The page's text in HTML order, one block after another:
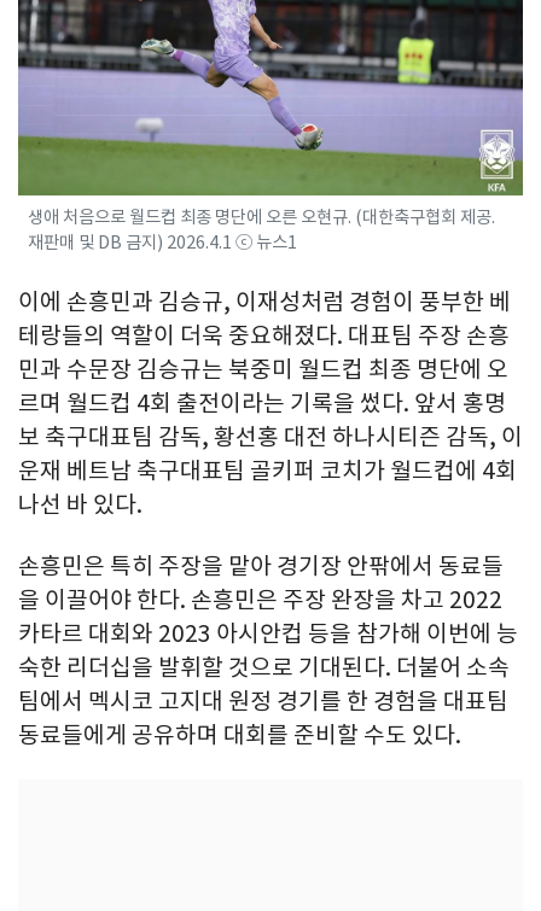
생애 처음으로 월드컵 최종 명단에 오른 오현규. (대한축구협회 제공.
재판매 및 DB 금지) 2026.4.1 ⓒ 뉴스1
이에 손흥민과 김승규, 이재성처럼 경험이 풍부한 베
테랑들의 역할이 더욱 중요해졌다. 대표팀 주장 손흥
민과 수문장 김승규는 북중미 월드컵 최종 명단에 오
르며 월드컵 4회 출전이라는 기록을 썼다. 앞서 홍명
보 축구대표팀 감독, 황선홍 대전 하나시티즌 감독, 이
운재 베트남 축구대표팀 골키퍼 코치가 월드컵에 4회
나선 바 있다.
손흥민은 특히 주장을 맡아 경기장 안팎에서 동료들
을 이끌어야 한다. 손흥민은 주장 완장을 차고 2022
카타르 대회와 2023 아시안컵 등을 참가해 이번에 능
숙한 리더십을 발휘할 것으로 기대된다. 더불어 소속
팀에서 멕시코 고지대 원정 경기를 한 경험을 대표팀
동료들에게 공유하며 대회를 준비할 수도 있다.